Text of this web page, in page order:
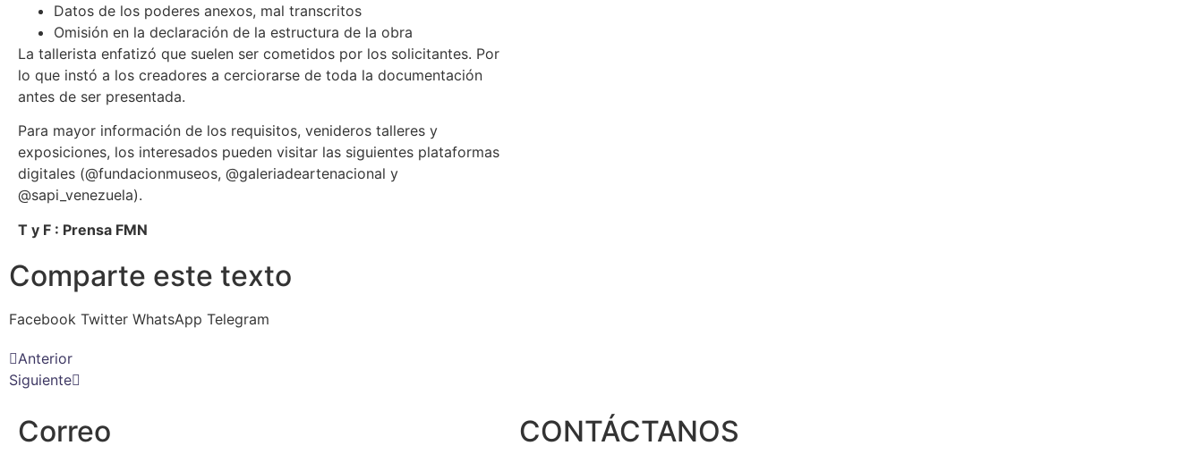
Datos de los poderes anexos, mal transcritos
Omisión en la declaración de la estructura de la obra
La tallerista enfatizó que suelen ser cometidos por los solicitantes. Por
lo que instó a los creadores a cerciorarse de toda la documentación
antes de ser presentada.
Para mayor información de los requisitos, venideros talleres y
exposiciones, los interesados pueden visitar las siguientes plataformas
digitales (@fundacionmuseos, @galeriadeartenacional y
@sapi_venezuela).
T y F : Prensa FMN
Comparte este texto
Facebook Twitter WhatsApp Telegram
Anterior
Siguiente
Correo CONTÁCTANOS